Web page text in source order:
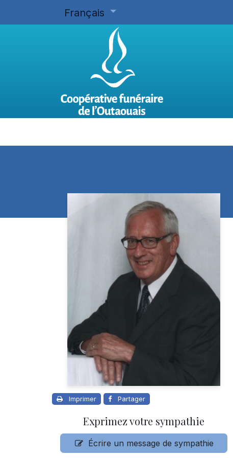
Français
Imprimer Partager
Exprimez votre sympathie
Écrire un message de sympathie